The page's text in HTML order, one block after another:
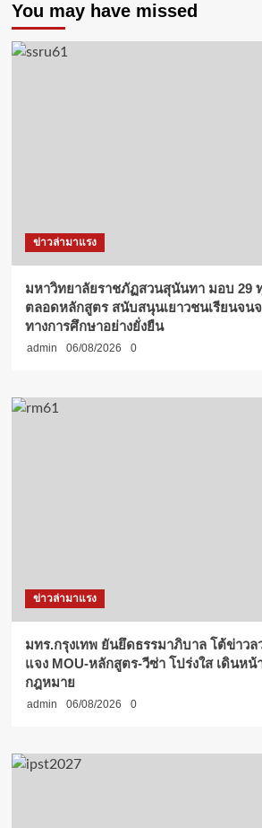
You may have missed
ข่าวล่ามาแรง
มหาวิทยาลัยราชภัฏสวนสุนันทา มอบ 29
ตลอดหลักสูตร สนับสนุนเยาวชนเรียนจน
ทางการศึกษาอย่างยั่งยืน
admin 06/08/2026 0
ข่าวล่ามาแรง
มทร.กรุงเทพ ยันยึดธรรมาภิบาล โต้ข่าวล
แจง MOU-หลักสูตร-วีซ่า โปร่งใส เดินหน้
กฎหมาย
admin 06/08/2026 0